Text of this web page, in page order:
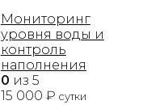
Мониторинг
уровня воды и
контроль
наполнения
0 из 5
15 000 ₽ сутки